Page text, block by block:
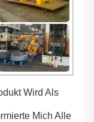
Wird Als
Mich Alle